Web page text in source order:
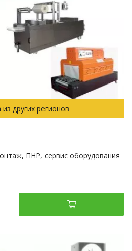
других регионов
ПНР, сервис оборудования